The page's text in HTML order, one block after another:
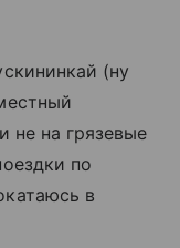
(ну
не на грязевые
по
в